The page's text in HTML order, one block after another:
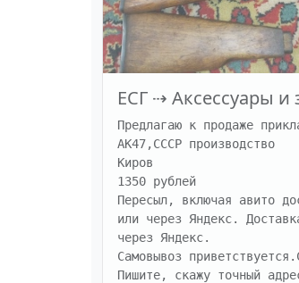
ЕСГ ⇢ Аксессуары и
Предлагаю к продаже
АК47,СССР производство
Киров
1350 рублей
Пересыл, включая авито
или через Яндекс.
через Яндекс.
Самовывоз
Пишите, скажу точный